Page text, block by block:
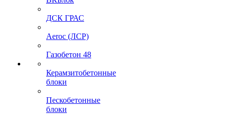
ДСК ГРАС
Aeroc (ЛСР)
Газобетон 48
Керамзитобетонные
блоки
Пескобетонные
блоки